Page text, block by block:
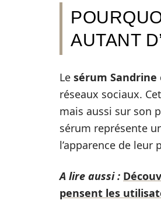
AUTANT
Le sérum Sandrine
réseaux sociaux.
mais aussi sur son
sérum représente
l’apparence de
A lire aussi :
pensent les